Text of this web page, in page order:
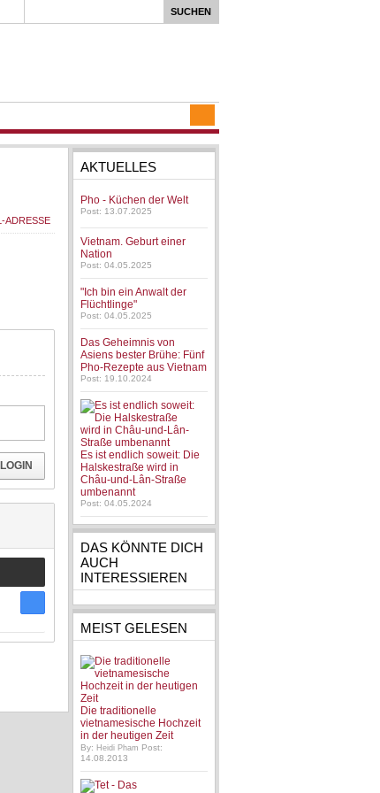
LOGIN
AKTUELLES
Pho - Küchen der Welt
Post: 13.07.2025
Vietnam. Geburt einer
Nation
Post: 04.05.2025
"Ich bin ein Anwalt der
Flüchtlinge"
Post: 04.05.2025
Das Geheimnis von
Asiens bester Brühe: Fünf
Pho-Rezepte aus Vietnam
Post: 19.10.2024
Es ist endlich soweit: Die
Halskestraße wird in
Châu-und-Lân-Straße
umbenannt
Post: 04.05.2024
DAS KÖNNTE DICH
AUCH
INTERESSIEREN
MEIST GELESEN
Die traditionelle
vietnamesische Hochzeit
in der heutigen Zeit
By:Heidi Pham Post:
14.08.2013